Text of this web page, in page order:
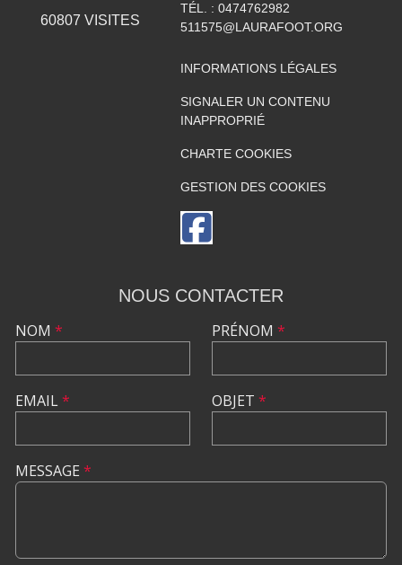
60807 VISITES
TÉL. : 0474762982
511575@LAURAFOOT.ORG
INFORMATIONS LÉGALES
SIGNALER UN CONTENU
INAPPROPRIÉ
CHARTE COOKIES
GESTION DES COOKIES
NOUS CONTACTER
NOM *
EMAIL*
PRÉNOM *
OBJET *
MESSAGE *